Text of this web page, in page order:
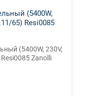
(5400W,
65) Resi0085
(5400W, 230V,
Zanolli